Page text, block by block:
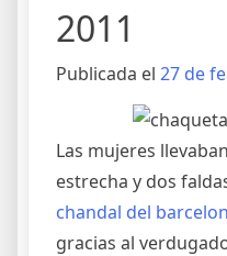
2011
Publicada el 27 de
Las mujeres
estrecha y dos
chandal del
gracias al